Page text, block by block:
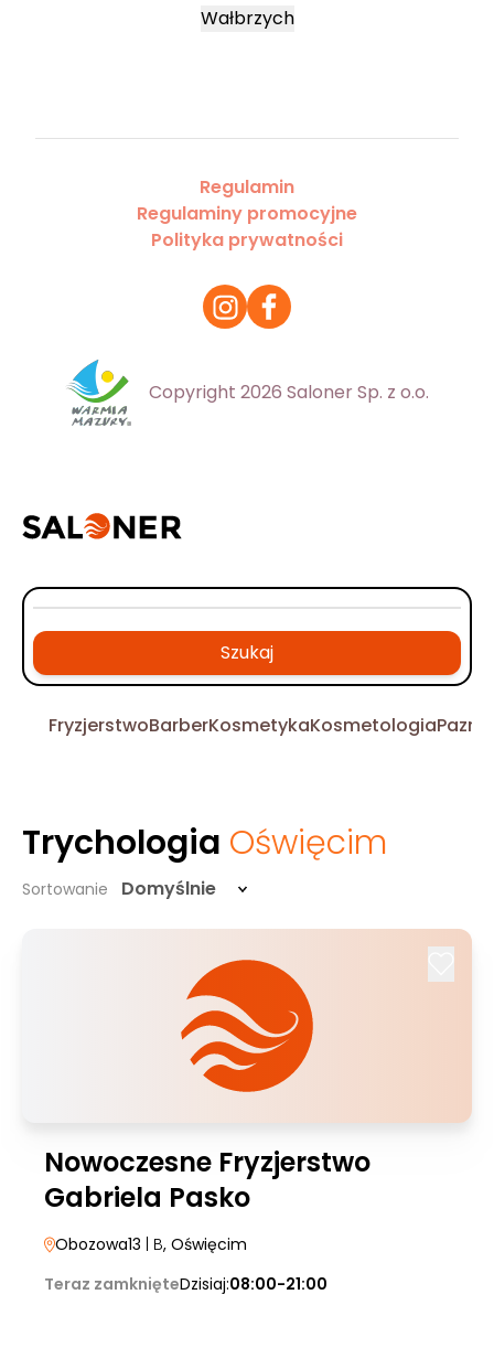
Wałbrzych
Regulamin
Regulaminy promocyjne
Polityka prywatności
Copyright 2026 Saloner Sp. z o.o.
Szukaj
FryzjerstwoBarberKosmetykaKosmetologia
Trychologia Oświęcim
Sortowanie Domyślnie
Nowoczesne Fryzjerstwo
Gabriela Pasko
Obozowa13 | B, Oświęcim
Teraz zamknięteDzisiaj:08:00-21:00